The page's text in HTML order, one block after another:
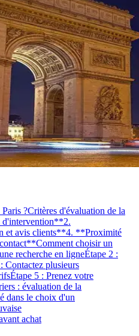
?Critères d'évaluation de la
d'intervention**2.
et avis clients**4. **Proximité
Comment choisir un
recherche en ligneÉtape 2 :
Contactez plusieurs
Étape 5 : Prenez votre
: évaluation de la
dans le choix d'un
achat